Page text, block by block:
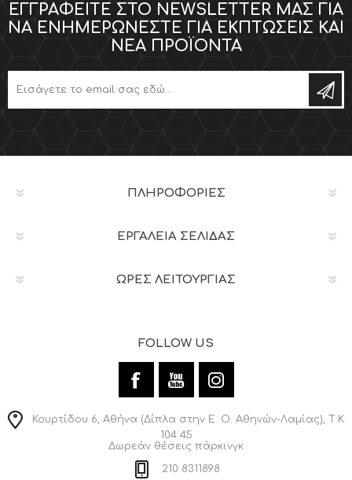
ΕΓΓΡΑΦΕΊΤΕ ΣΤΟ NEWSLETTER ΜΑΣ ΓΙΑ
ΝΑ ΕΝΗΜΕΡΏΝΕΣΤΕ ΓΙΑ ΕΚΠΤΏΣΕΙΣ ΚΑΙ
ΝΈΑ ΠΡΟΪΌΝΤΑ
ΠΛΗΡΟΦΟΡΊΕΣ
ΕΡΓΑΛΕΊΑ ΣΕΛΊΔΑΣ
ΩΡΕΣ ΛΕΙΤΟΥΡΓΙΑΣ
FOLLOW US
Κουρτίδου 6, Αθήνα (Δίπλα στην Ε. Ο. Αθηνών-Λαμίας), Τ.Κ.
104 45
Δωρεάν θέσεις πάρκινγκ
210 8311898